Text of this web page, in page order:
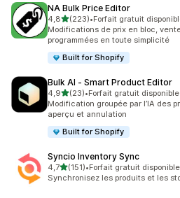
NA Bulk Price Editor
4,8étoile(s) sur 5
(223)
223 avis au total
•Forfait gratuit
Modifications de prix en bloc,
programmées en toute simplicité
Built for Shopify
Bulk AI ‑ Smart Product Editor
4,9étoile(s) sur 5
(23)
23 avis au total
•Forfait gratuit disponible
Modification groupée par l’IA des
aperçu et annulation
Built for Shopify
Syncio Inventory Sync
4,7étoile(s) sur 5
(151)
151 avis au total
•Forfait gratuit disponible
Synchronisez les produits et les